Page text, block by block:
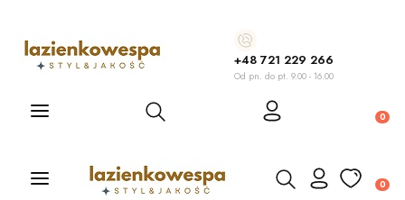
+48 721 229 266
Od pn. do pt. 9.00 - 16.00
Otwórz wyszukiwarkę
Otwórz wyszukiwarkę